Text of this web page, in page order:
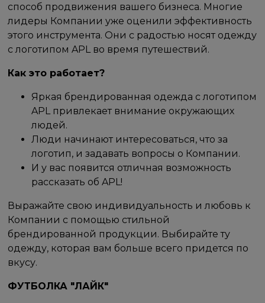
способ продвижения вашего бизнеса. Многие
лидеры Компании уже оценили эффективность
этого инструмента. Они с радостью носят одежду
с логотипом APL во время путешествий.
Как это работает?
Яркая брендированная одежда с логотипом
APL привлекает внимание окружающих
людей.
Люди начинают интересоваться, что за
логотип, и задавать вопросы о Компании.
И у вас появится отличная возможность
рассказать об APL!
Выражайте свою индивидуальность и любовь к
Компании с помощью стильной
брендированной продукции. Выбирайте ту
одежду, которая вам больше всего придется по
вкусу.
ФУТБОЛКА "ЛАЙК"